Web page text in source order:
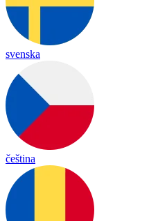
svenska
čeština